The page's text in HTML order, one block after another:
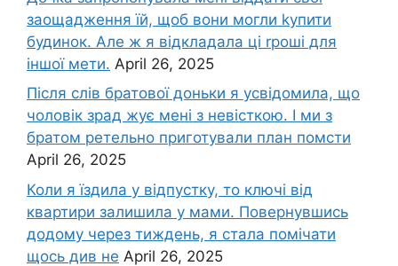
заощадження їй, щоб вони могли kупити
будинок. Але ж я відкладала ці rроші для
іншої мети. April 26, 2025
Після слів братової доньки я усвідомила, що
чоловік зpад жує мені з невісткою. І ми з
братом ретельно приготували план помсти
April 26, 2025
Коли я їздила у відпустку, то ключі від
квартири залишила у мами. Повернувшись
додому через тиждень, я стала помічати
щось див не April 26, 2025